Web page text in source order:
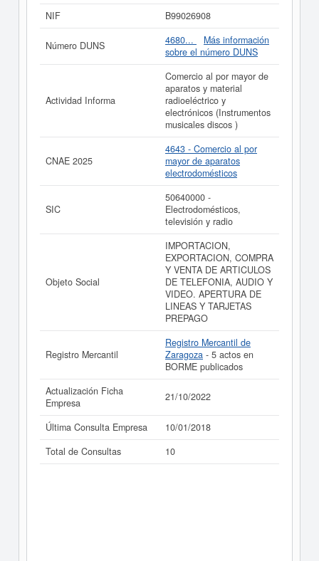
Industrial Estándar o SIC,
MOBILE ONE S.L.
10/01/2018 y contabiliza un total de 10 consultas. Si
quiere consultar qué subvenciones puede llegar a pedir
esta empresa, puede hacerlo en esta misma web. El
patrimonio social de esta empresa es de 0 a 3.100 €. El
BORME tiene publicados 5 actos y está afiliada al
Registro Mercantil de Zaragoza.
Si está interesado en conocer más datos de la empresa
acceder inmediatamente a
de MOBILE ONE S.L. y consultar
los resultados de sus años de actividad, así como los
balances y cuentas de resultados disponibles.
La última actualización del informe de empresa se ha
realizado el 21/10/2022.
NIF
B99026908
Número DUNS 4680...
Más información
sobre el número DUNS
Actividad Informa
Comercio al por mayor de
aparatos y material
radioeléctrico y
electrónicos (Instrumentos
musicales discos )
CNAE 2025
4643 - Comercio al por
mayor de aparatos
electrodomésticos
SIC
50640000 -
Electrodomésticos,
televisión y radio
Objeto Social
IMPORTACION,
EXPORTACION, COMPRA
Y VENTA DE ARTICULOS
DE TELEFONIA, AUDIO Y
VIDEO. APERTURA DE
LINEAS Y TARJETAS
PREPAGO
Registro Mercantil
Registro Mercantil de
Zaragoza - 5 actos en
BORME publicados
Actualización Ficha
Empresa
21/10/2022
Última Consulta Empresa
10/01/2018
Total de Consultas
10